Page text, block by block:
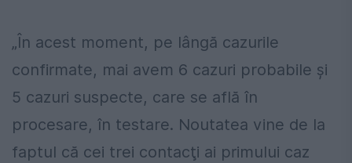
„În acest moment, pe lângă cazurile
confirmate, mai avem 6 cazuri probabile şi
5 cazuri suspecte, care se află în
procesare, în testare. Noutatea vine de la
faptul că cei trei contacţi ai primului caz